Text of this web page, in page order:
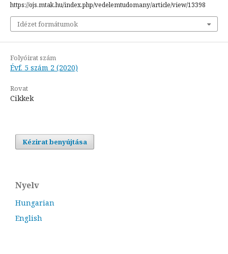
https://ojs.mtak.hu/index.php/vedelemtudomany/article/view/13398
Idézet formátumok
Folyóirat szám
Évf. 5 szám 2 (2020)
Rovat
Cikkek
Kézirat benyújtása
Nyelv
Hungarian
English